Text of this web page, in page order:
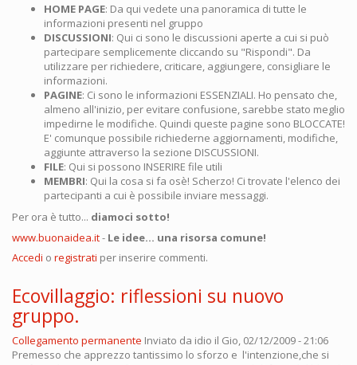
HOME PAGE: Da qui vedete una panoramica di tutte le
informazioni presenti nel gruppo
DISCUSSIONI: Qui ci sono le discussioni aperte a cui si può
partecipare semplicemente cliccando su "Rispondi". Da
utilizzare per richiedere, criticare, aggiungere, consigliare le
informazioni.
PAGINE: Ci sono le informazioni ESSENZIALI. Ho pensato che,
almeno all'inizio, per evitare confusione, sarebbe stato meglio
impedirne le modifiche. Quindi queste pagine sono BLOCCATE!
E' comunque possibile richiederne aggiornamenti, modifiche,
aggiunte attraverso la sezione DISCUSSIONI.
FILE: Qui si possono INSERIRE file utili
MEMBRI: Qui la cosa si fa osè! Scherzo! Ci trovate l'elenco dei
partecipanti a cui è possibile inviare messaggi.
Per ora è tutto... diamoci sotto!
www.buonaidea.it- Le idee... una risorsa comune!
Accedi o registrati per inserire commenti.
Ecovillaggio: riflessioni su nuovo
gruppo.
Collegamento permanente Inviato da idio il Gio, 02/12/2009 - 21:06
Premesso che apprezzo tantissimo lo sforzo e l'intenzione,che si